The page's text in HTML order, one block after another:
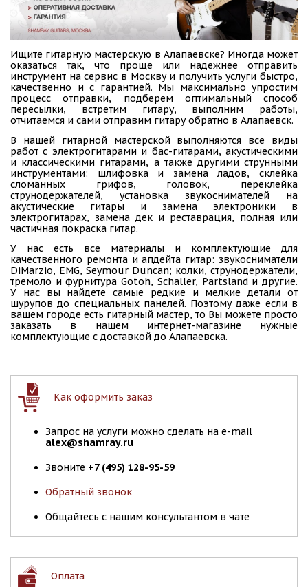
Ищите гитарную мастерскую в Алапаевске? Иногда может
оказаться так, что проще или надежнее отправить
инструмент на сервис в Москву и получить услуги быстро,
качественно и с гарантией. Мы максимально упростим
процесс отправки, подберем оптимальный способ
пересылки, встретим гитару, выполним работы,
отчитаемся и сами отправим гитару обратно в Алапаевск.
В нашей гитарной мастерской выполняются все виды
работ с электрогитарами и бас-гитарами, акустическими
и классическими гитарами, а также другими струнными
инструментами: шлифовка и замена ладов, склейка
сломанных грифов, головок, переклейка
струнодержателей, установка звукоснимателей на
акустические гитары и замена электроники в
электрогитарах, замена дек и реставрация, полная или
частичная покраска гитар.
У нас есть все материалы и комплектующие для
качественного ремонта и апдейта гитар: звукосниматели
DiMarzio, EMG, Seymour Duncan; колки, струнодержатели,
тремоло и фурнитура Gotoh, Schaller, Partsland и другие.
У нас вы найдете самые редкие и мелкие детали от
шурупов до специальных панелей. Поэтому даже если в
вашем городе есть гитарный мастер, то Вы можете просто
заказать в нашем интернет-магазине нужные
комплектующие с доставкой до Алапаевска.
Как оформить заказ
Запрос на услуги можно сделать на e-mail
alex@shamray.ru
Звоните +7 (495) 128-95-59
Обратный звонок
Общайтесь с нашим консультантом в чате
Оплата